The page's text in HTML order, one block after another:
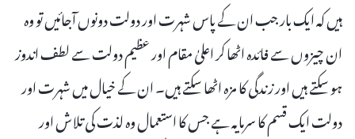
ہیں کہ ایک بار جب ان کے پاس شہرت اور دولت دونوں آجائیں تو وہ
ان چیزوں سے فائدہ اٹھا کر اعلیٰ مقام اور عظیم دولت سے لطف اندوز
ہو سکتے ہیں اور زندگی کا مزہ اٹھا سکتے ہیں۔ ان کے خیال میں شہرت اور
دولت ایک قسم کا سرمایہ ہے جس کا استعمال وہ لذت کی تلاش اور